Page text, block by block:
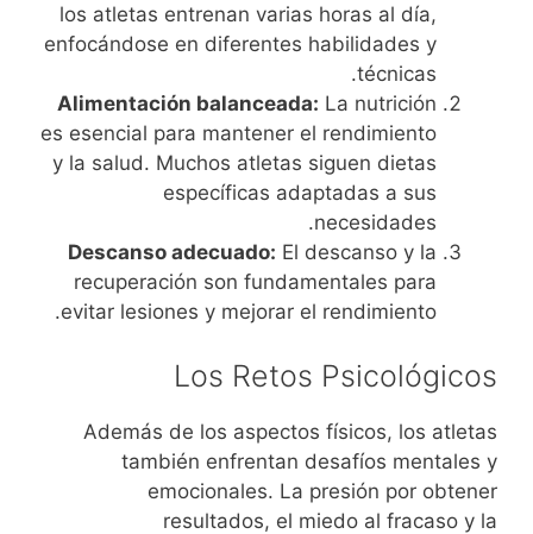
los atletas entrenan varias horas al día,
enfocándose en diferentes habilidades y
técnicas.
Alimentación balanceada: La nutrición
es esencial para mantener el rendimiento
y la salud. Muchos atletas siguen dietas
específicas adaptadas a sus
necesidades.
Descanso adecuado: El descanso y la
recuperación son fundamentales para
evitar lesiones y mejorar el rendimiento.
Los Retos Psicológicos
Además de los aspectos físicos, los atletas
también enfrentan desafíos mentales y
emocionales. La presión por obtener
resultados, el miedo al fracaso y la